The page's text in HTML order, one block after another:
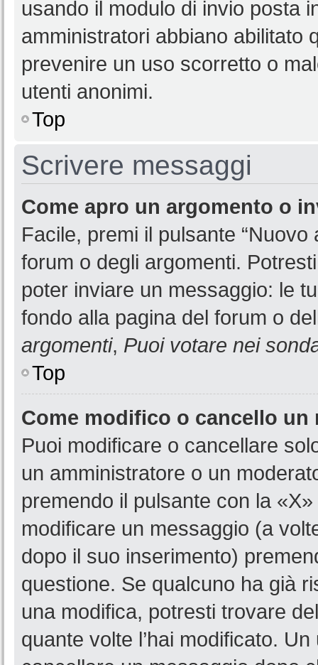
usando il modulo di invio posta
amministratori abbiano abilitato
prevenire un uso scorretto o
utenti anonimi.
Top
Scrivere messaggi
Come apro un argomento o
Facile, premi il pulsante
forum o degli argomenti.
poter inviare un messaggio: le
fondo alla pagina del forum o
argomenti, Puoi votare nei
Top
Come modifico o cancello un
Puoi modificare o cancellare
un amministratore o un
premendo il pulsante con la
modificare un messaggio (a
dopo il suo inserimento)
questione. Se qualcuno ha già
una modifica, potresti trovare
quante volte l’hai modificato.